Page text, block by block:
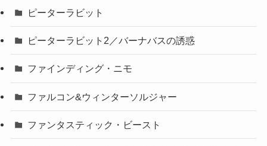
ピーターラビット
ピーターラビット2／バーナバスの誘惑
ファインディング・ニモ
ファルコン&ウィンターソルジャー
ファンタスティック・ビースト